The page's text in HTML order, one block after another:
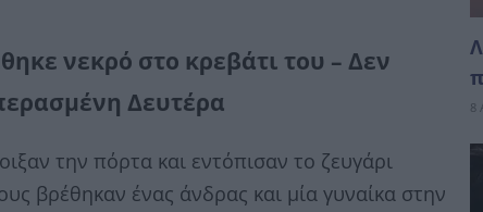
νεκρό στο κρεβάτι του – Δεν
Δευτέρα
την πόρτα και εντόπισαν το ζευγάρι
βρέθηκαν ένας άνδρας και μία γυναίκα στην
8